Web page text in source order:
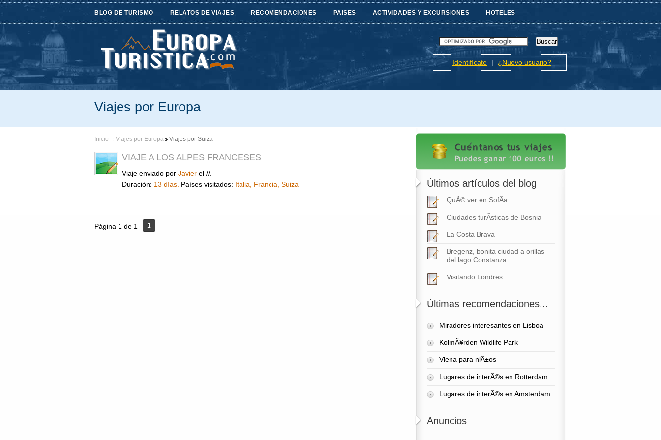
BLOG DE TURISMO RELATOS DE VIAJES RECOMENDACIONES PAISES ACTIVIDADES Y EXCURSIONES HOTELES
Identifícate | ¿Nuevo usuario?
Viajes por Europa
Inicio Viajes por Europa Viajes por Suiza
VIAJE A LOS ALPES FRANCESES
Viaje enviado por Javier el //.
Duración: 13 días. Países visitados: Italia, Francia, Suiza
Página 1 de 1 1
Últimos artículos del blog
QuÃ© ver en SofÃ­a
Ciudades turÃ­sticas de Bosnia
La Costa Brava
Bregenz, bonita ciudad a orillas
del lago Constanza
Visitando Londres
Últimas recomendaciones...
Miradores interesantes en Lisboa
KolmÃ¥rden Wildlife Park
Viena para niÃ±os
Lugares de interÃ©s en Rotterdam
Lugares de interÃ©s en Amsterdam
Anuncios